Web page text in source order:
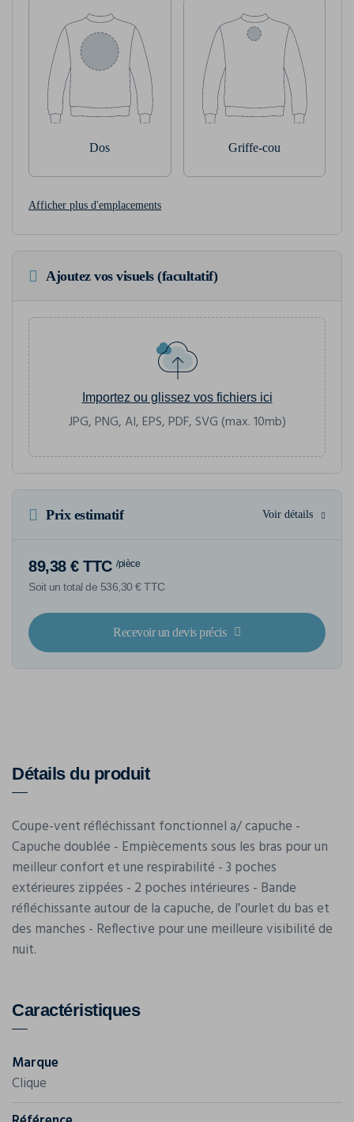
Dos Griffe-cou
Afficher plus d'emplacements
Ajoutez vos visuels (facultatif)
Importez ou glissez vos fichiers ici
JPG, PNG, AI, EPS, PDF, SVG (max. 10mb)
Prix estimatif Voir détails
89,38 € TTC /pièce
Soit un total de 536,30 € TTC
Recevoir un devis précis
Détails du produit
Coupe-vent réfléchissant fonctionnel a/ capuche -
Capuche doublée - Empiècements sous les bras pour un
meilleur confort et une respirabilité - 3 poches
extérieures zippées - 2 poches intérieures - Bande
réfléchissante autour de la capuche, de l'ourlet du bas et
des manches - Reflective pour une meilleure visibilité de
nuit.
Caractéristiques
Marque
Clique